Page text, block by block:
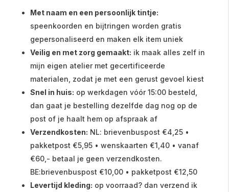
Met naam en een persoonlijk tintje:
speenkoorden en bijtringen worden gratis
gepersonaliseerd en maken elk item uniek
Veilig en met zorg gemaakt: ik maak alles zelf in
mijn eigen atelier met gecertificeerde
materialen, zodat je met een gerust gevoel kiest
Snel in huis: op werkdagen vóór 15:00 besteld,
dan gaat je bestelling dezelfde dag nog op de
post of je haalt hem op afspraak af
Verzendkosten: NL: brievenbuspost €4,25 •
pakketpost €5,95 • wenskaarten €1,40 • vanaf
€60,- betaal je geen verzendkosten.
BE:brievenbuspost €10,00 • pakketpost €12,50
Levertijd kleding: op voorraad? dan verzend ik